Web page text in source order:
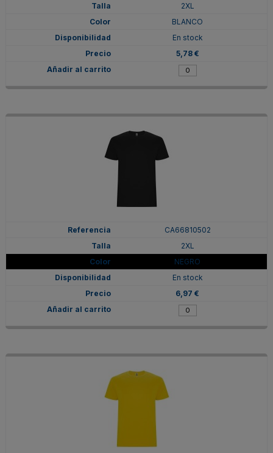
2XL
BLANCO
En stock
5,78 €
CA66810502
2XL
NEGRO
En stock
6,97 €